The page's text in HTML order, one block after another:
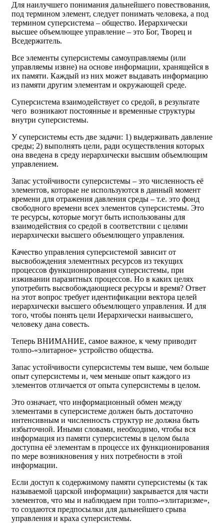
Для наилучшего понимания дальнейшего повествования,
под термином элемент, следует понимать человека, а под
термином суперсистема – общество. Иерархически
высшее объемлющее управление – это Бог, Творец и
Вседержитель.
Все элементы суперсистемы самоуправляемы (или
управляемы извне) на основе информации, хранящейся в
их памяти. Каждый из них может выдавать информацию
из памяти другим элементам и окружающей среде.
Суперсистема взаимодействует со средой, в результате
чего возникают постоянные и временные структуры
внутри суперсистемы.
У суперсистемы есть две задачи: 1) выдерживать давление
среды; 2) выполнять цели, ради осуществления которых
она введена в среду иерархически высшим объемлющим
управлением.
Запас устойчивости суперсистемы – это численность её
элементов, которые не используются в данный момент
времени для отражения давления среды – т.е. это фонд
свободного времени всех элементов суперсистемы. Это
те ресурсы, которые могут быть использованы для
взаимодействия со средой в соответствии с целями
иерархически высшего объемлющего управления.
Качество управления суперсистемой зависит от
высвобождения элементных ресурсов из текущих
процессов функционирования суперсистемы, при
изживании паразитных процессов. Но в каких целях
употребить высвобождающиеся ресурсы и время? Ответ
на этот вопрос требует идентификации вектора целей
иерархически высшего объемлющего управления. И для
того, чтобы понять цели Иерархически наивысшего,
человеку дана совесть.
Теперь ВНИМАНИЕ, самое важное, к чему приводит
толпо-«элитарное» устройство общества.
Запас устойчивости суперсистемы тем выше, чем больше
опыт суперсистемы и, чем меньше опыт каждого из
элементов отличается от опыта суперсистемы в целом.
Это означает, что информационный обмен между
элементами в суперсистеме должен быть достаточно
интенсивным и численность структур не должна быть
избыточной. Иными словами, необходимо, чтобы вся
информация из памяти суперсистемы в целом была
доступна её элементам в процессе их функционирования
по мере возникновения у них потребности в этой
информации.
Если доступ к содержимому памяти суперсистемы (к так
называемой царской информации) закрывается для части
элементов, что мы и наблюдаем при толпо-«элитаризме»,
то создаются предпосылки для дальнейшего срыва
управления и краха суперсистемы.